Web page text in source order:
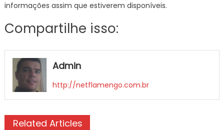
informações assim que estiverem disponíveis.
Compartilhe isso:
Admin
http://netflamengo.com.br
Related Articles